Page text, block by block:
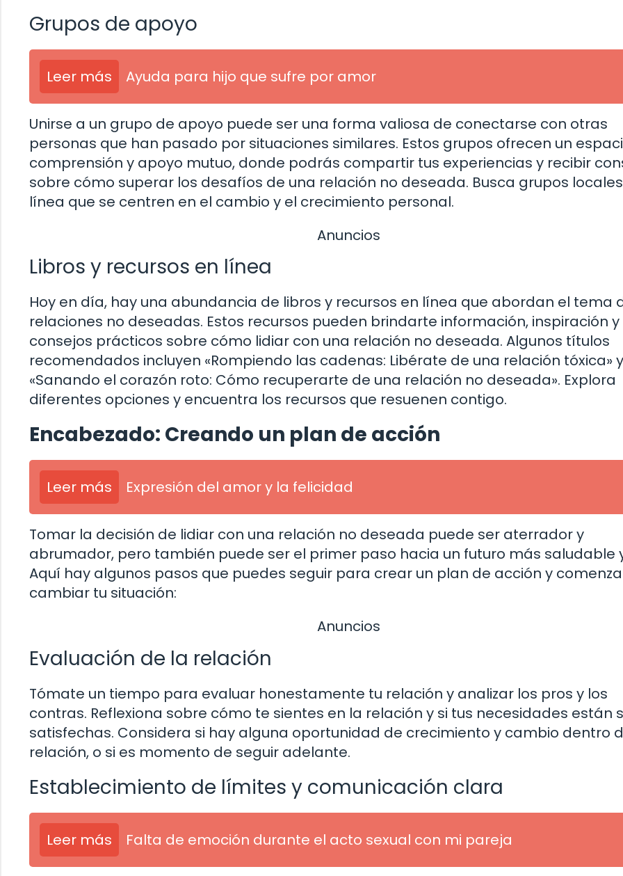
Grupos de apoyo
Leer más Ayuda para hijo que sufre por amor
Unirse a un grupo de apoyo puede ser una forma valiosa de conectarse con otras
personas que han pasado por situaciones similares. Estos grupos ofrecen un
comprensión y apoyo mutuo, donde podrás compartir tus experiencias y recibir
sobre cómo superar los desafíos de una relación no deseada. Busca grupos
línea que se centren en el cambio y el crecimiento personal.
Anuncios
Libros y recursos en línea
Hoy en día, hay una abundancia de libros y recursos en línea que abordan el tema
relaciones no deseadas. Estos recursos pueden brindarte información, inspiración y
consejos prácticos sobre cómo lidiar con una relación no deseada. Algunos títulos
recomendados incluyen «Rompiendo las cadenas: Libérate de una relación tóxica» y
«Sanando el corazón roto: Cómo recuperarte de una relación no deseada». Explora
diferentes opciones y encuentra los recursos que resuenen contigo.
Encabezado: Creando un plan de acción
Leer más Expresión del amor y la felicidad
Tomar la decisión de lidiar con una relación no deseada puede ser aterrador y
abrumador, pero también puede ser el primer paso hacia un futuro más saludable
Aquí hay algunos pasos que puedes seguir para crear un plan de acción y
cambiar tu situación:
Anuncios
Evaluación de la relación
Tómate un tiempo para evaluar honestamente tu relación y analizar los pros y los
contras. Reflexiona sobre cómo te sientes en la relación y si tus necesidades están
satisfechas. Considera si hay alguna oportunidad de crecimiento y cambio dentro
relación, o si es momento de seguir adelante.
Establecimiento de límites y comunicación clara
Leer más Falta de emoción durante el acto sexual con mi pareja